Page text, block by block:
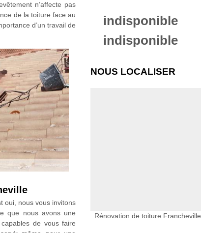
n’affecte pas
de la toiture face au
d’un travail de
oui, nous vous invitons
que nous avons une
de vous faire
indisponible
indisponible
NOUS LOCALISER
Rénovation de toiture Francheville